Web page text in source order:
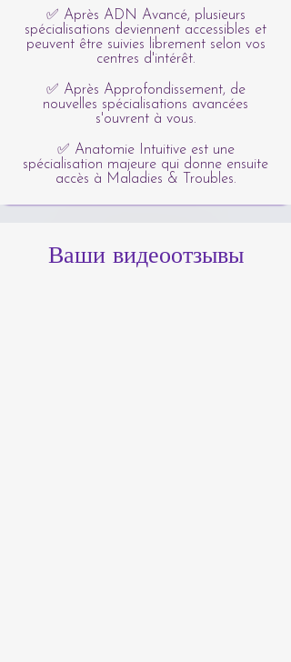
✅ Après ADN Avancé, plusieurs
spécialisations deviennent accessibles et
peuvent être suivies librement selon vos
centres d'intérêt.
✅ Après Approfondissement, de
nouvelles spécialisations avancées
s'ouvrent à vous.
✅ Anatomie Intuitive est une
spécialisation majeure qui donne ensuite
accès à Maladies & Troubles.
Ваши видеоотзывы